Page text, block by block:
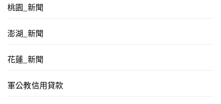
桃園_新聞
澎湖_新聞
花蓮_新聞
軍公教信用貸款